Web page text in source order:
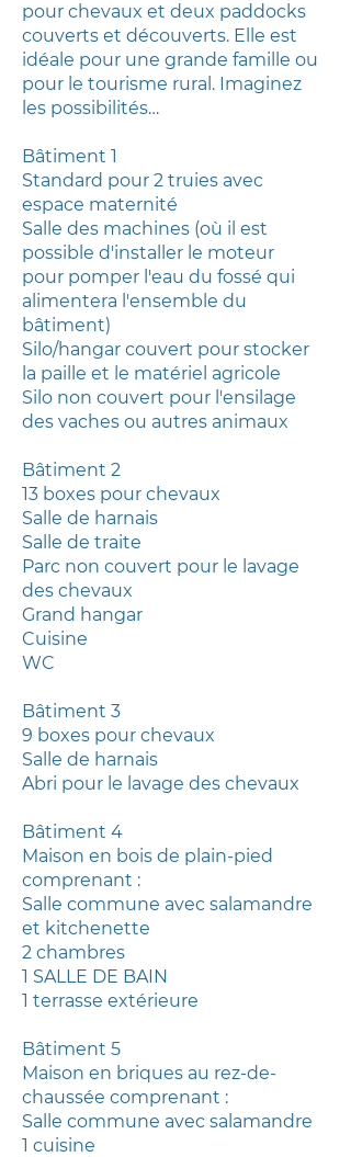
pour chevaux et deux paddocks
couverts et découverts. Elle est
idéale pour une grande famille ou
pour le tourisme rural. Imaginez
les possibilités…
Bâtiment 1
Standard pour 2 truies avec
espace maternité
Salle des machines (où il est
possible d'installer le moteur
pour pomper l'eau du fossé qui
alimentera l'ensemble du
bâtiment)
Silo/hangar couvert pour stocker
la paille et le matériel agricole
Silo non couvert pour l'ensilage
des vaches ou autres animaux
Bâtiment 2
13 boxes pour chevaux
Salle de harnais
Salle de traite
Parc non couvert pour le lavage
des chevaux
Grand hangar
Cuisine
WC
Bâtiment 3
9 boxes pour chevaux
Salle de harnais
Abri pour le lavage des chevaux
Bâtiment 4
Maison en bois de plain-pied
comprenant :
Salle commune avec salamandre
et kitchenette
2 chambres
1 SALLE DE BAIN
1 terrasse extérieure
Bâtiment 5
Maison en briques au rez-de-
chaussée comprenant :
Salle commune avec salamandre
1 cuisine